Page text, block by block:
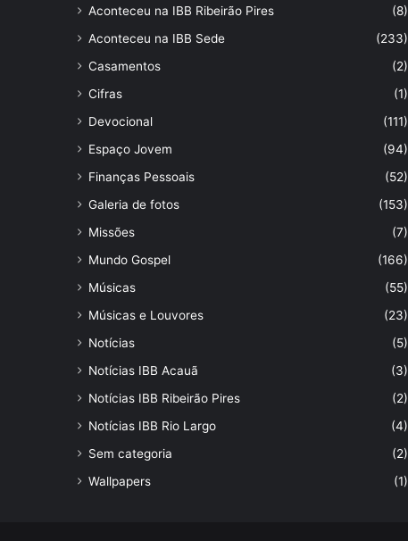
Aconteceu na IBB Ribeirão Pires
(8)
Aconteceu na IBB Sede
(233)
Casamentos
(2)
Cifras
(1)
Devocional
(111)
Espaço Jovem
(94)
Finanças Pessoais
(52)
Galeria de fotos
(153)
Missões
(7)
Mundo Gospel
(166)
Músicas
(55)
Músicas e Louvores
(23)
Notícias
(5)
Notícias IBB Acauã
(3)
Notícias IBB Ribeirão Pires
(2)
Notícias IBB Rio Largo
(4)
Sem categoria
(2)
Wallpapers
(1)